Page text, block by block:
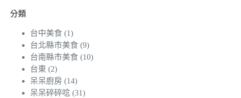
到
分類
台中美食 (1)
台北縣市美食 (9)
台南縣市美食 (10)
台東 (2)
呆呆廚房 (14)
呆呆碎碎唸 (31)